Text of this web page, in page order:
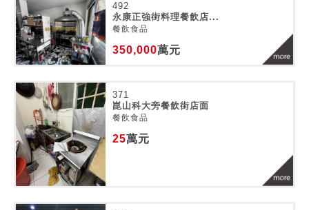
492
永康正強街料理餐飲店...
餐飲食品
350,000萬元
371
崑山科大旁餐飲街店面
餐飲食品
25萬元